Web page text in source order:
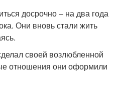
досрочно – на два года
Они вновь стали жить
своей возлюбленной
отношения они оформили